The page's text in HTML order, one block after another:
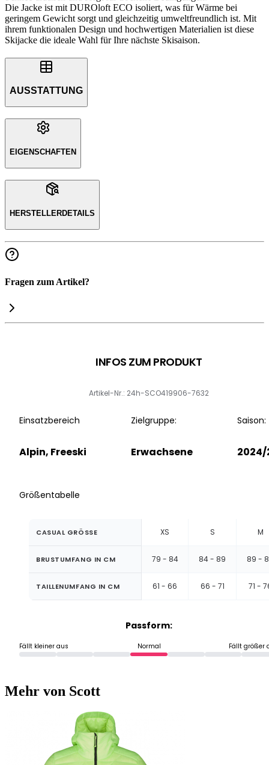
Die Jacke ist mit DUROloft ECO isoliert, was für Wärme bei
geringem Gewicht sorgt und gleichzeitig umweltfreundlich ist. Mit
ihrem funktionalen Design und hochwertigen Materialien ist diese
Skijacke die ideale Wahl für Ihre nächste Skisaison.
AUSSTATTUNG
EIGENSCHAFTEN
HERSTELLERDETAILS
Fragen zum Artikel?
INFOS ZUM PRODUKT
Artikel-Nr.: 24h-SCO419906-7632
Einsatzbereich
Alpin, Freeski
Zielgruppe:
Erwachsene
Saison:
2024/
Größentabelle
CASUAL GRÖSSE XS S M
BRUSTUMFANG IN CM 79 - 84 84 - 89 89 -
TAILLENUMFANG IN CM 61 - 66 66 - 71 71 -
Passform:
Fällt kleiner aus Normal Fällt größer
Mehr von Scott